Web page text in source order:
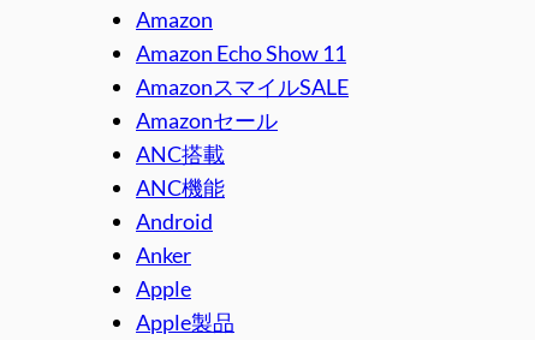
Amazon
Amazon Echo Show 11
AmazonスマイルSALE
Amazonセール
ANC搭載
ANC機能
Android
Anker
Apple
Apple製品